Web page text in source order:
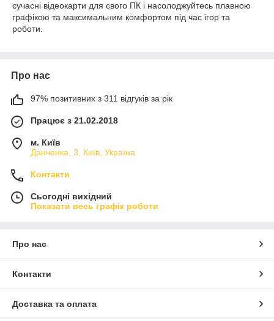
сучасні відеокарти для свого ПК і насолоджуйтесь плавною
графікою та максимальним комфортом під час ігор та
роботи.
Про нас
97% позитивних з 311 відгуків за рік
Працює з 21.02.2018
м. Київ
Данченка, 3, Київ, Україна
Контакти
Сьогодні вихідний
Показати весь графік роботи
Про нас
Контакти
Доставка та оплата